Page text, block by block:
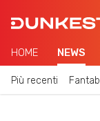
HOME NEWS
Più recenti